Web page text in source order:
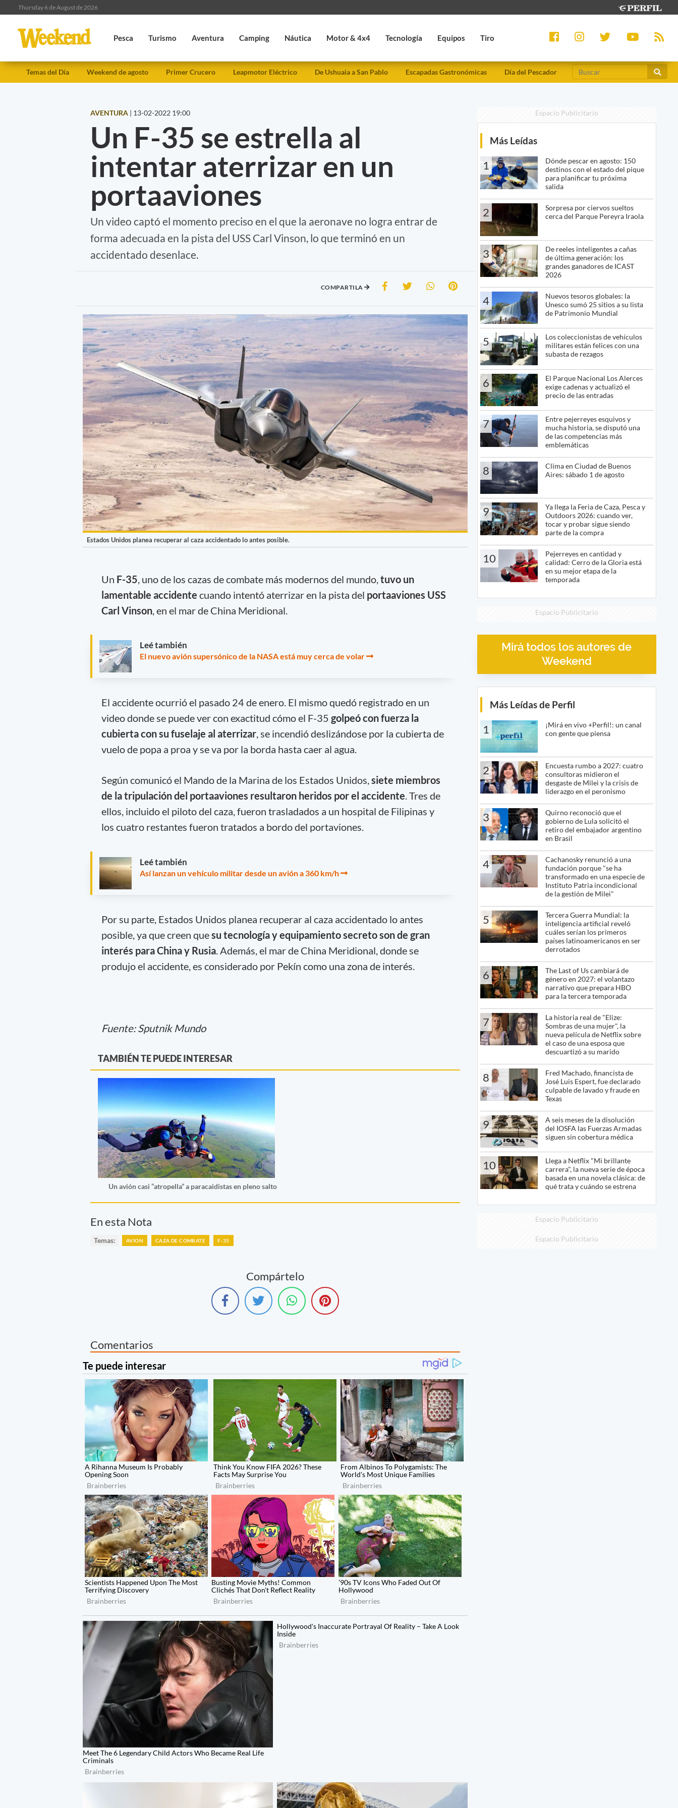
Thursday 6 de August de 2026
Pesca Turismo Aventura Camping Náutica Motor & 4x4 Tecnología Equipos Tiro
Temas del Día Weekend de agosto Primer Crucero Leapmotor Eléctrico De Ushuaia a San Pablo Escapadas Gastronómicas Día del Pescador
AVENTURA | 13-02-2022 19:00
Un F-35 se estrella al
intentar aterrizar en un
portaaviones
Un video captó el momento preciso en el que la aeronave no logra entrar de
forma adecuada en la pista del USS Carl Vinson, lo que terminó en un
accidentado desenlace.
COMPARTILA
Estados Unidos planea recuperar al caza accidentado lo antes posible.
Un F-35 , uno de los cazas de combate más modernos del mundo, tuvo un
lamentable accidente cuando intentó aterrizar en la pista del portaaviones USS
Carl Vinson, en el mar de China Meridional.
Leé también
El nuevo avión supersónico de la NASA está muy cerca de volar
El accidente ocurrió el pasado 24 de enero. El mismo quedó registrado en un
video donde se puede ver con exactitud cómo el F-35 golpeó con fuerza la
cubierta con su fuselaje al aterrizar, se incendió deslizándose por la cubierta de
vuelo de popa a proa y se va por la borda hasta caer al agua.
Según comunicó el Mando de la Marina de los Estados Unidos,siete miembros
de la tripulación del portaaviones resultaron heridos por el accidente. Tres de
ellos, incluido el piloto del caza, fueron trasladados a un hospital de Filipinas y
los cuatro restantes fueron tratados a bordo del portaviones.
Leé también
Así lanzan un vehículo militar desde un avión a 360 km/h
Por su parte, Estados Unidos planea recuperar al caza accidentado lo antes
posible, ya que creen quesu tecnología y equipamiento secreto son de gran
interés para China y Rusia. Además, el mar de China Meridional, donde se
produjo el accidente, es considerado por Pekín como una zona de interés.
Fuente: Sputnik Mundo
TAMBIÉN TE PUEDE INTERESAR
Un avión casi “atropella” a paracaidistas en pleno salto
En esta Nota
Temas: AVION CAZA DE COMBATE F-35
Compártelo
Comentarios
Espacio Publicitario
Más Leídas
1
Dónde pescar en agosto: 150
destinos con el estado del pique
para planificar tu próxima
salida
2
Sorpresa por ciervos sueltos
cerca del Parque Pereyra Iraola
3
De reeles inteligentes a cañas
de última generación: los
grandes ganadores de ICAST
2026
4
Nuevos tesoros globales: la
Unesco sumó 25 sitios a su lista
de Patrimonio Mundial
5
Los coleccionistas de vehículos
militares están felices con una
subasta de rezagos
6
El Parque Nacional Los Alerces
exige cadenas y actualizó el
precio de las entradas
7
Entre pejerreyes esquivos y
mucha historia, se disputó una
de las competencias más
emblemáticas
8
Clima en Ciudad de Buenos
Aires: sábado 1 de agosto
9
Ya llega la Feria de Caza, Pesca y
Outdoors 2026: cuando ver,
tocar y probar sigue siendo
parte de la compra
10
Pejerreyes en cantidad y
calidad: Cerro de la Gloria está
en su mejor etapa de la
temporada
Espacio Publicitario
Mirá todos los autores de
Weekend
Más Leídas de Perfil
1
¡Mirá en vivo +Perfil!: un canal
con gente que piensa
2
Encuesta rumbo a 2027: cuatro
consultoras midieron el
desgaste de Milei y la crisis de
liderazgo en el peronismo
3
Quirno reconoció que el
gobierno de Lula solicitó el
retiro del embajador argentino
en Brasil
4
Cachanosky renunció a una
fundación porque "se ha
transformado en una especie de
Instituto Patria incondicional
de la gestión de Milei"
5
Tercera Guerra Mundial: la
inteligencia artificial reveló
cuáles serían los primeros
países latinoamericanos en ser
derrotados
6
The Last of Us cambiará de
género en 2027: el volantazo
narrativo que prepara HBO
para la tercera temporada
7
La historia real de "Elize:
Sombras de una mujer", la
nueva película de Netflix sobre
el caso de una esposa que
descuartizó a su marido
8
Fred Machado, financista de
José Luis Espert, fue declarado
culpable de lavado y fraude en
Texas
9
A seis meses de la disolución
del IOSFA las Fuerzas Armadas
siguen sin cobertura médica
10
Llega a Netflix "Mi brillante
carrera", la nueva serie de época
basada en una novela clásica: de
qué trata y cuándo se estrena
Espacio Publicitario
Espacio Publicitario